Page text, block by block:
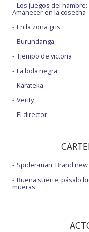
Los juegos del hambre:
Amanecer en la cosecha
En la zona gris
Burundanga
Tiempo de victoria
La bola negra
Karateka
Verity
El director
Spider-man: Brand
Buena suerte, pásalo
mueras